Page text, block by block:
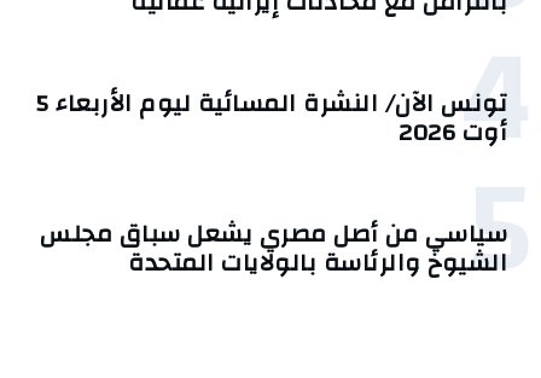
4 تونس الآن/ النشرة المسائية ليوم الأربعاء 5
أوت 2026
5
سياسي من أصل مصري يشعل سباق مجلس
الشيوخ والرئاسة بالولايات المتحدة